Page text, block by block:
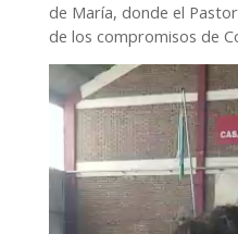
de María, donde el
de los compromisos de